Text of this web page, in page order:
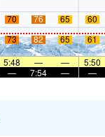
70 76 65 60
73 82 65 61
5:48 — — 5:50
— 7:54 — —